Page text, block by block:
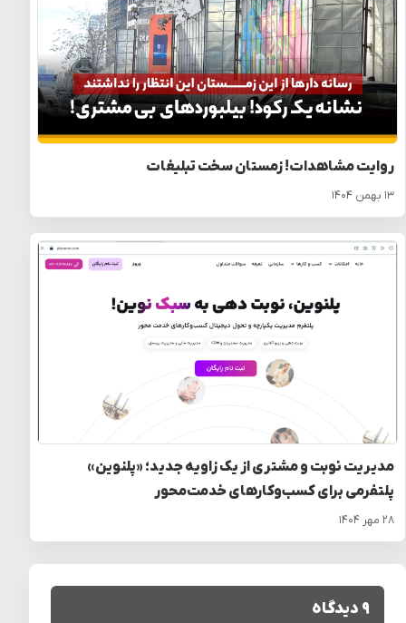
روایت مشاهدات! زمستان سخت تبلیغات
۱۳ بهمن ۱۴۰۴
مدیریت نوبت و مشتری از یک زاویه جدید؛ «پلنوین»
پلتفرمی برای کسب‌وکارهای خدمت‌محور
۲۸ مهر ۱۴۰۴
۹ دیدگاه